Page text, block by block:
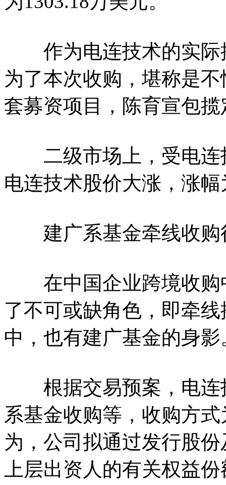
作为电连技术的实际
为了本次收购，堪称是
套募资项目，陈育宣包
二级市场上，受电连
电连技术股价大涨，涨幅
建广系基金牵线收购
在中国企业跨境收购
了不可或缺角色，即牵
中，也有建广基金的身影
根据交易预案，电连
系基金收购等，收购方
为，公司拟通过发行股
上层出资人的有关权益